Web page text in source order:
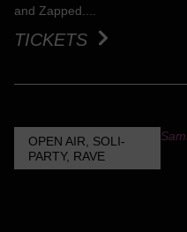
and Zapped....
TICKETS
OPEN AIR
SOLI-
PARTY, RAVE